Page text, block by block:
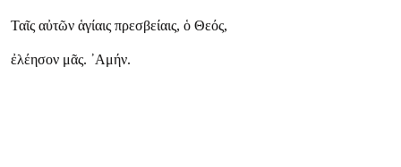
Ταῖς αὐτῶν ἁγίαις πρεσβείαις, ὁ Θεός,
ἐλέησον μᾶς. ᾿Αμήν.